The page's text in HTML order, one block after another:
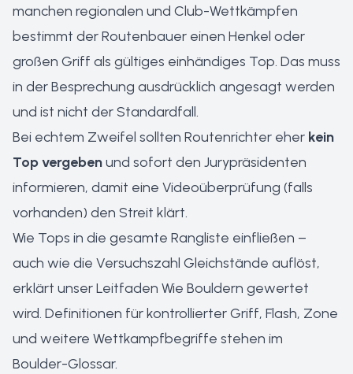
manchen regionalen und Club-Wettkämpfen
bestimmt der Routenbauer einen Henkel oder
großen Griff als gültiges einhändiges Top. Das muss
in der Besprechung ausdrücklich angesagt werden
und ist nicht der Standardfall.
Bei echtem Zweifel sollten Routenrichter eher kein
Top vergebenund sofort den Jurypräsidenten
informieren, damit eine Videoüberprüfung (falls
vorhanden) den Streit klärt.
Wie Tops in die gesamte Rangliste einfließen –
auch wie die Versuchszahl Gleichstände auflöst,
erklärt unser Leitfaden Wie Bouldern gewertet
wird. Definitionen fürkontrollierter Griff, Flash, Zone
und weitere Wettkampfbegriffe stehen im
Boulder-Glossar.